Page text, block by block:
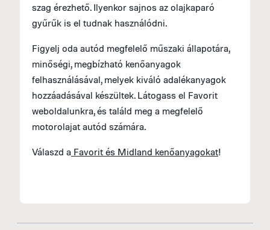
szag érezhető. Ilyenkor sajnos az olajkaparó
gyűrűk is el tudnak használódni.
Figyelj oda autód megfelelő műszaki állapotára,
minőségi, megbízható kenőanyagok
felhasználásával, melyek kiváló adalékanyagok
hozzáadásával készültek. Látogass el Favorit
weboldalunkra, és találd meg a megfelelő
motorolajat autód számára.
Válaszd a Favorit és Midland kenőanyagokat!